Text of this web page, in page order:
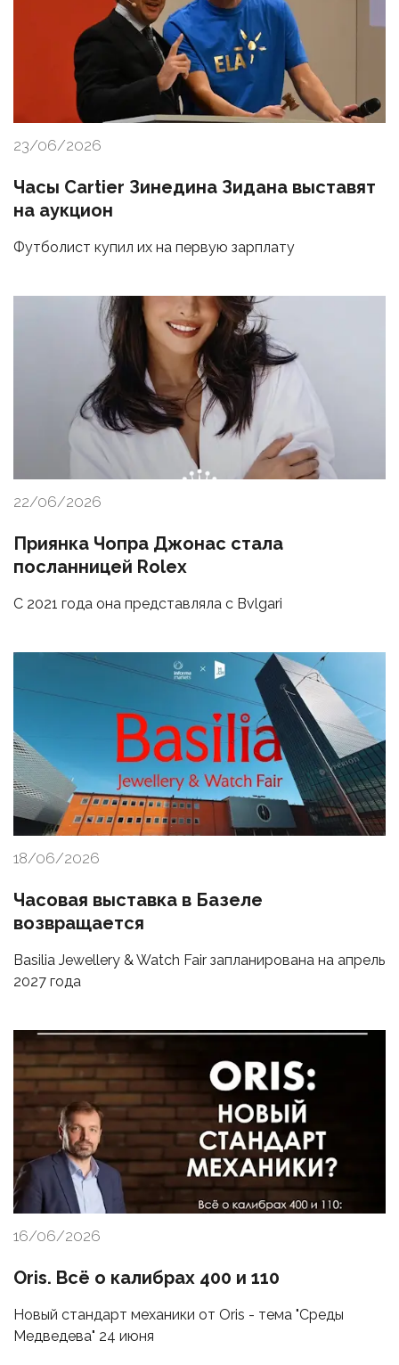
23/06/2026
Часы Cartier Зинедина Зидана выставят
на аукцион
Футболист купил их на первую зарплату
22/06/2026
Приянка Чопра Джонас стала
посланницей Rolex
С 2021 года она представляла с Bvlgari
18/06/2026
Часовая выставка в Базеле
возвращается
Basilia Jewellery & Watch Fair запланирована на апрель
2027 года
16/06/2026
Oris. Всё о калибрах 400 и 110
Новый стандарт механики от Oris - тема "Среды
Медведева" 24 июня